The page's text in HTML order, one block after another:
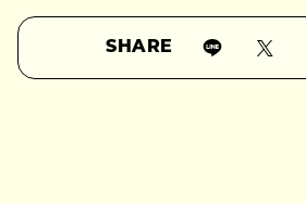
SHARE